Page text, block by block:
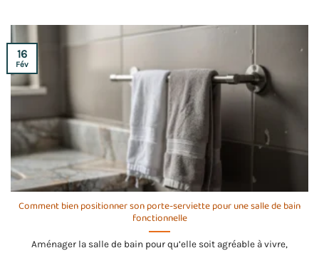
Comment bien positionner son porte-serviette pour une salle de bain
fonctionnelle
Aménager la salle de bain pour qu’elle soit agréable à vivre,
16
Fév